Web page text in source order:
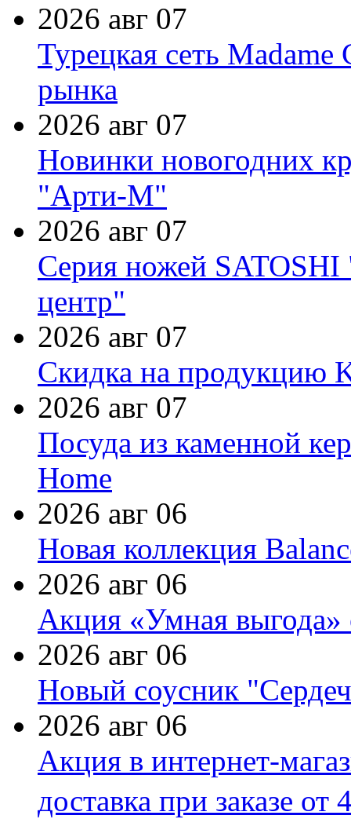
2026 авг 07
Турецкая сеть Madame
рынка
2026 авг 07
Новинки новогодних
"Арти-М"
2026 авг 07
Серия ножей
центр"
2026 авг 07
Скидка на продукцию
2026 авг 07
Посуда из каменной
Home
2026 авг 06
Новая коллекция
2026 авг 06
Акция «Умная выгода»
2026 авг 06
Новый соусник
2026 авг 06
Акция в интернет-
доставка при заказе от